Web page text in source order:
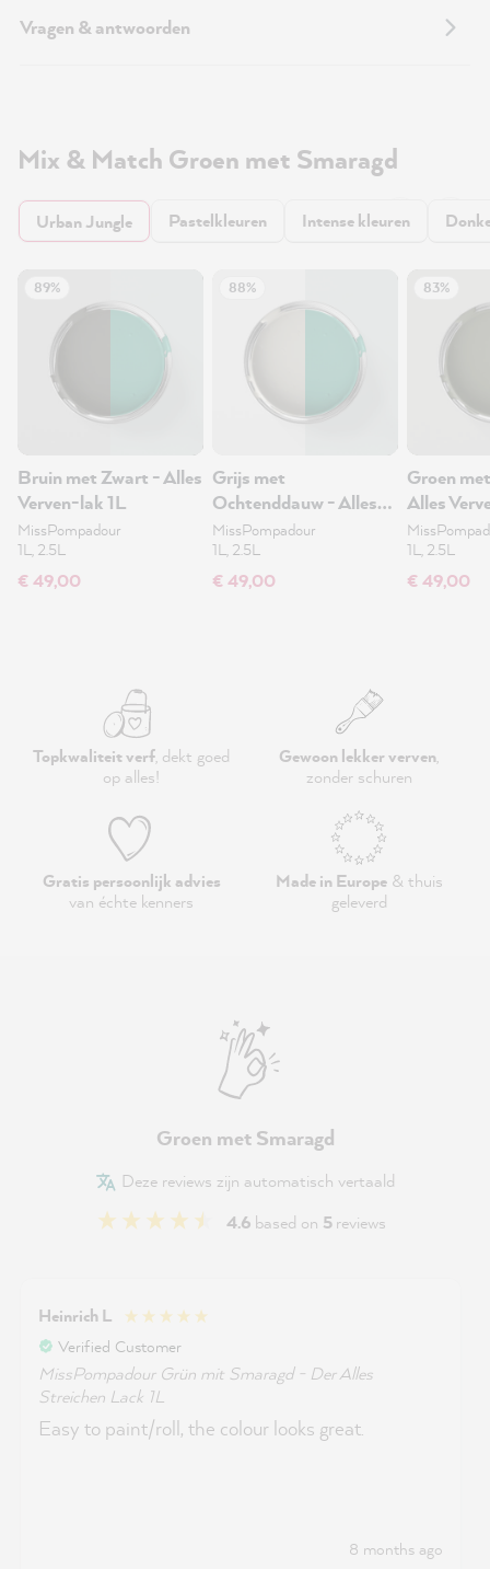
Vragen & antwoorden
Mix & Match Groen met Smaragd
Urban Jungle Pastelkleuren Intense kleuren
89%
Bruin met Zwart - Alles
Verven-lak 1L
MissPompadour
1L, 2.5L
€ 49,00
88%
Grijs met
Ochtenddauw - Alles
Verven-lak 1L
MissPompadour
1L, 2.5L
€ 49,00
83%
Groen
Alles
1L, 2.5L
€ 49,00
Topkwaliteit verf, dekt goed
op alles!
Gewoon lekker verven,
zonder schuren
Gratis persoonlijk advies
van échte kenners
Made in Europe& thuis
geleverd
Groen met Smaragd
Deze reviews zijn automatisch vertaald
4.6 based on 5reviews
Heinrich L
Verified Customer
MissPompadour Grün mit Smaragd - Der Alles
Streichen Lack 1L
Easy to paint/roll, the colour looks great.
8 months ago